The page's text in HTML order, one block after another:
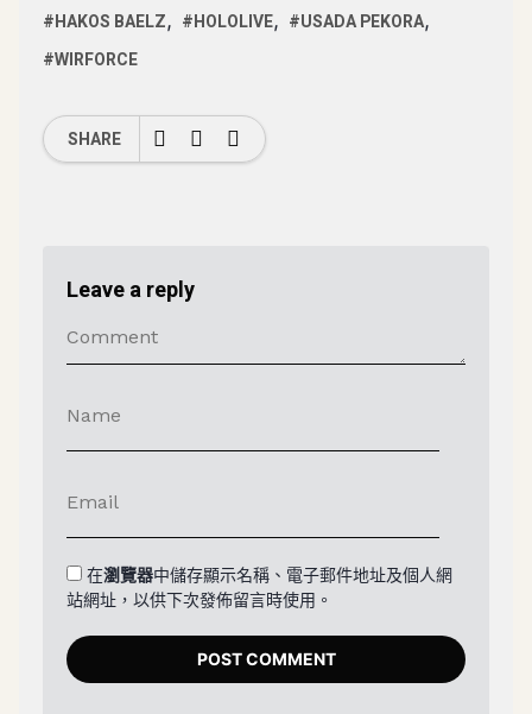
HAKOS BAELZ HOLOLIVE
USADA PEKORA
WIRFORCE
SHARE
Leave a reply
在瀏覽器中儲存顯示名稱、電子郵件地址及個人網
站網址，以供下次發佈留言時使用。